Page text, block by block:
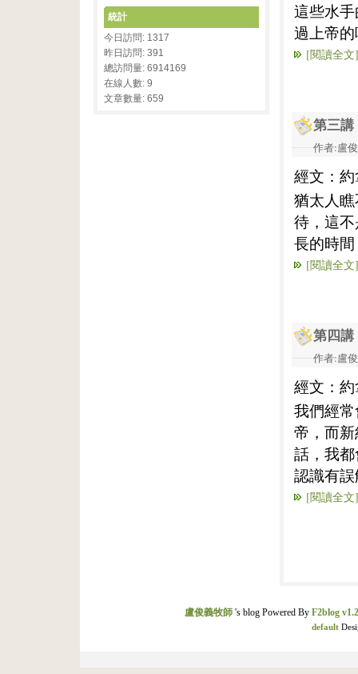
這些水
過上帝
[閱讀全文]
第三講
作者:盧
經文：
猶太人
待，這
長的時
[閱讀全文]
第四講
作者:盧
經文：
我們經
帝，而
話，我
認識有
[閱讀全文]
統計
今日訪問: 1317
昨日訪問: 391
總訪問量: 6914169
在線人數: 9
文章數量: 659
盧俊義牧師's blog Powered By F2blog
default